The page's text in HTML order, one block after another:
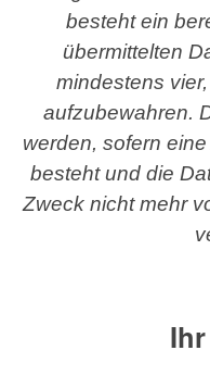
besteht ein
übermittelten
mindestens
aufzubewahren.
werden, sofern
besteht und die
Zweck nicht mehr